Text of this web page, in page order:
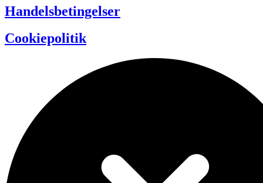
Handelsbetingelser
Cookiepolitik